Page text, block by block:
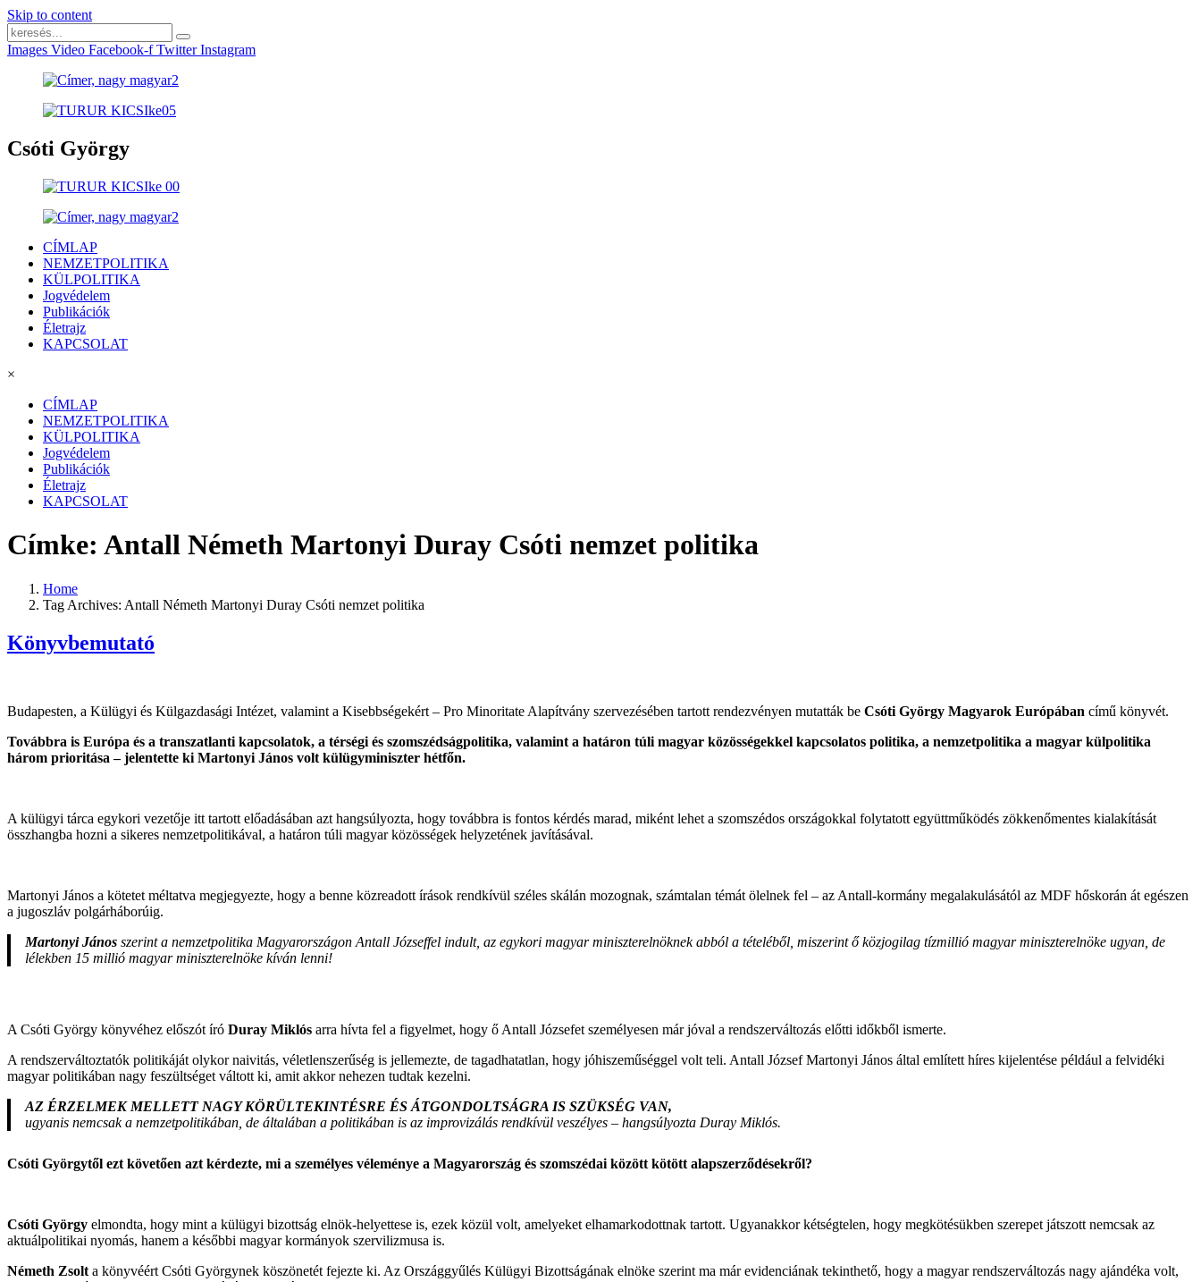
Skip to content
Images Video Facebook-f Twitter Instagram
Csóti György
CÍMLAP
NEMZETPOLITIKA
KÜLPOLITIKA
Jogvédelem
Publikációk
Életrajz
KAPCSOLAT
×
CÍMLAP
NEMZETPOLITIKA
KÜLPOLITIKA
Jogvédelem
Publikációk
Életrajz
KAPCSOLAT
Címke: Antall Németh Martonyi Duray Csóti nemzet politika
Home
Tag Archives: Antall Németh Martonyi Duray Csóti nemzet politika
Könyvbemutató
Budapesten, a Külügyi és Külgazdasági Intézet, valamint a Kisebbségekért – Pro Minoritate Alapítvány szervezésében tartott rendezvényen mutatták be Csóti György Magyarok Európában című könyvét.
Továbbra is Európa és a transzatlanti kapcsolatok, a térségi és szomszédságpolitika, valamint a határon túli magyar közösségekkel kapcsolatos politika, a nemzetpolitika a magyar külpolitika
három prioritása – jelentette ki Martonyi János volt külügyminiszter hétfőn.
A külügyi tárca egykori vezetője itt tartott előadásában azt hangsúlyozta, hogy továbbra is fontos kérdés marad, miként lehet a szomszédos országokkal folytatott együttműködés zökkenőmentes kialakítását
összhangba hozni a sikeres nemzetpolitikával, a határon túli magyar közösségek helyzetének javításával.
Martonyi János a kötetet méltatva megjegyezte, hogy a benne közreadott írások rendkívül széles skálán mozognak, számtalan témát ölelnek fel – az Antall-kormány megalakulásától az MDF hőskorán át egészen
a jugoszláv polgárháborúig.
Martonyi János szerint a nemzetpolitika Magyarországon Antall Józseffel indult, az egykori magyar miniszterelnöknek abból a tételéből, miszerint ő közjogilag tízmillió magyar miniszterelnöke ugyan, de
lélekben 15 millió magyar miniszterelnöke kíván lenni!
A Csóti György könyvéhez előszót író Duray Miklós arra hívta fel a figyelmet, hogy ő Antall Józsefet személyesen már jóval a rendszerváltozás előtti időkből ismerte.
A rendszerváltoztatók politikáját olykor naivitás, véletlenszerűség is jellemezte, de tagadhatatlan, hogy jóhiszeműséggel volt teli. Antall József Martonyi János által említett híres kijelentése például a felvidéki
magyar politikában nagy feszültséget váltott ki, amit akkor nehezen tudtak kezelni.
AZ ÉRZELMEK MELLETT NAGY KÖRÜLTEKINTÉSRE ÉS ÁTGONDOLTSÁGRA IS SZÜKSÉG VAN,
ugyanis nemcsak a nemzetpolitikában, de általában a politikában is az improvizálás rendkívül veszélyes – hangsúlyozta Duray Miklós.
Csóti Györgytől ezt követően azt kérdezte, mi a személyes véleménye a Magyarország és szomszédai között kötött alapszerződésekről?
Csóti György elmondta, hogy mint a külügyi bizottság elnök-helyettese is, ezek közül volt, amelyeket elhamarkodottnak tartott. Ugyanakkor kétségtelen, hogy megkötésükben szerepet játszott nemcsak az
aktuálpolitikai nyomás, hanem a későbbi magyar kormányok szervilizmusa is.
Németh Zsolt a könyvéért Csóti Györgynek köszönetét fejezte ki. Az Országgyűlés Külügyi Bizottságának elnöke szerint ma már evidenciának tekinthető, hogy a magyar rendszerváltozás nagy ajándéka volt,